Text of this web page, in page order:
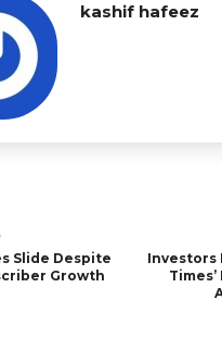
kashif hafeez
Slide Despite
Growth
Investors